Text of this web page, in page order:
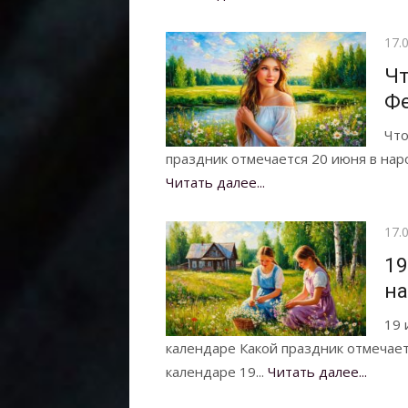
праздник отмечается 20 июня в
Читать далее...
19
календаре Какой праздник
календаре 19... Читать далее...